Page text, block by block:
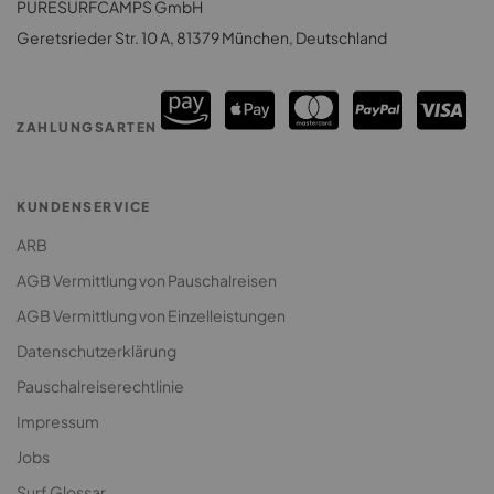
Surfcamps Costa Rica
Surfcamp für Paare
PURESURFCAMPS GmbH
Geretsrieder Str. 10 A, 81379 München, Deutschland
ZAHLUNGSARTEN
KUNDENSERVICE
ARB
AGB Vermittlung von Pauschalreisen
AGB Vermittlung von Einzelleistungen
Datenschutzerklärung
Pauschalreiserechtlinie
Impressum
Jobs